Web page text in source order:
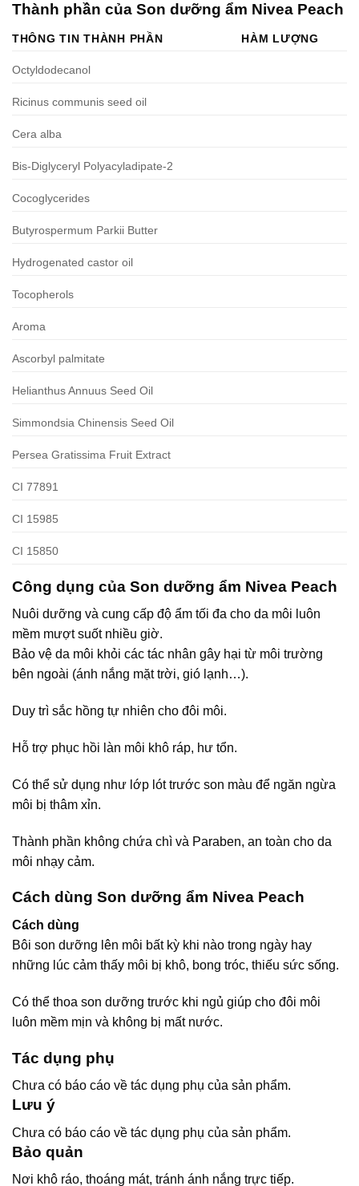
Thành phần của Son dưỡng ẩm Nivea Peach
THÔNG TIN THÀNH PHẦN HÀM LƯỢNG
Octyldodecanol
Ricinus communis seed oil
Cera alba
Bis-Diglyceryl Polyacyladipate-2
Cocoglycerides
Butyrospermum Parkii Butter
Hydrogenated castor oil
Tocopherols
Aroma
Ascorbyl palmitate
Helianthus Annuus Seed Oil
Simmondsia Chinensis Seed Oil
Persea Gratissima Fruit Extract
CI 77891
CI 15985
CI 15850
Công dụng của Son dưỡng ẩm Nivea Peach
Nuôi dưỡng và cung cấp độ ẩm tối đa cho da môi luôn
mềm mượt suốt nhiều giờ.
Bảo vệ da môi khỏi các tác nhân gây hại từ môi trường
bên ngoài (ánh nắng mặt trời, gió lạnh…).
Duy trì sắc hồng tự nhiên cho đôi môi.
Hỗ trợ phục hồi làn môi khô ráp, hư tổn.
Có thể sử dụng như lớp lót trước son màu để ngăn ngừa
môi bị thâm xỉn.
Thành phần không chứa chì và Paraben, an toàn cho da
môi nhạy cảm.
Cách dùng Son dưỡng ẩm Nivea Peach
Cách dùng
Bôi son dưỡng lên môi bất kỳ khi nào trong ngày hay
những lúc cảm thấy môi bị khô, bong tróc, thiếu sức sống.
Có thể thoa son dưỡng trước khi ngủ giúp cho đôi môi
luôn mềm mịn và không bị mất nước.
Tác dụng phụ
Chưa có báo cáo về tác dụng phụ của sản phẩm.
Lưu ý
Chưa có báo cáo về tác dụng phụ của sản phẩm.
Bảo quản
Nơi khô ráo, thoáng mát, tránh ánh nắng trực tiếp.